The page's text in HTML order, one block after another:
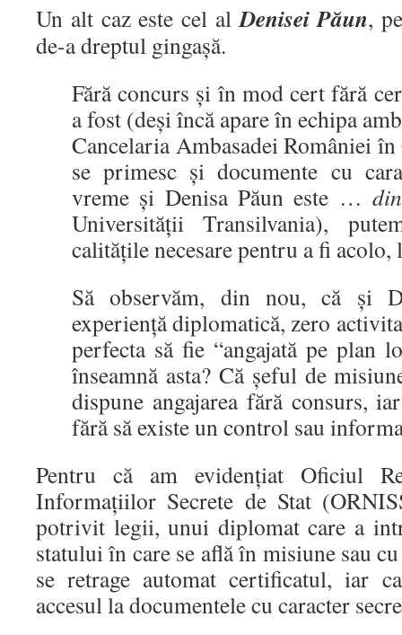
Un alt caz este cel alDenisei Păun,
de-a dreptul gingașă.
Fără concurs și în mod cert fără
a fost (deși încă apare în echipa
Cancelaria Ambasadei României
se primesc și documente cu
vreme și Denisa Păun este …
Universității Transilvania),
calitățile necesare pentru a fi
Să observăm, din nou, că și
experiență diplomatică, zero
perfecta să fie “angajată pe plan
înseamnă asta? Că șeful de
dispune angajarea fără consurs,
fără să existe un control sau
Pentru că am evidențiat Oficiul
Informaţiilor Secrete de Stat
potrivit legii, unui diplomat care a
statului în care se află în misiune sau
se retrage automat certificatul, iar
accesul la documentele cu caracter